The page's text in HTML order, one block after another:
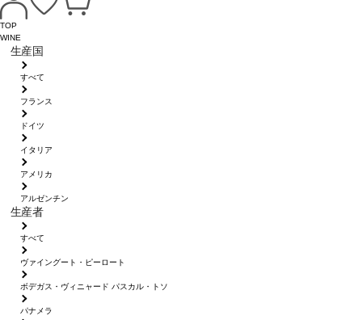
TOP
WINE
生産国
すべて
フランス
ドイツ
イタリア
アメリカ
アルゼンチン
生産者
すべて
ヴァイングート・ピーロート
ボデガス・ヴィニャード パスカル・トソ
パナメラ